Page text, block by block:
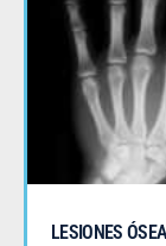
LESIONES